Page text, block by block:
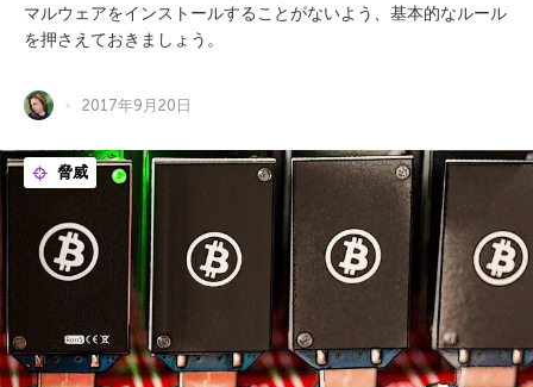
マルウェアをインストールすることがないよう、基本的なルール
を押さえておきましょう。
2017年9月20日
脅威